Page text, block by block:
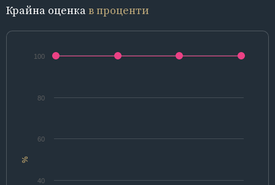
Крайна оценкав проценти
%
40
60
80
100